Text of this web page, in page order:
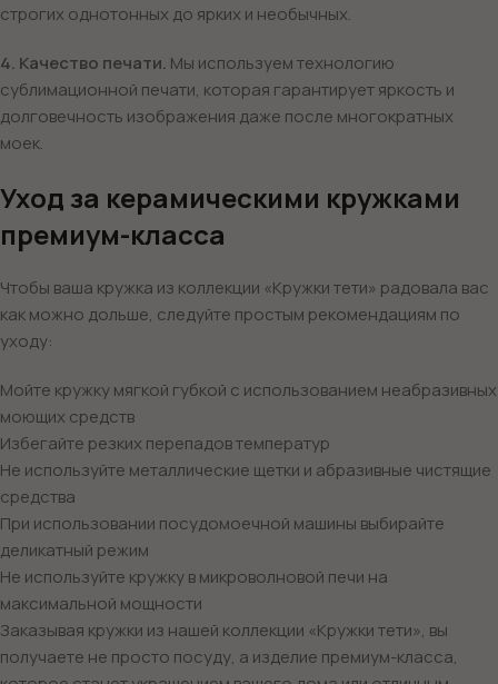
строгих однотонных до ярких и необычных.
4. Качество печати. Мы используем технологию
сублимационной печати, которая гарантирует яркость и
долговечность изображения даже после многократных
моек.
Уход за керамическими кружками
премиум-класса
Чтобы ваша кружка из коллекции «Кружки тети» радовала вас
как можно дольше, следуйте простым рекомендациям по
уходу:
Мойте кружку мягкой губкой с использованием неабразивных
моющих средств
Избегайте резких перепадов температур
Не используйте металлические щетки и абразивные чистящие
средства
При использовании посудомоечной машины выбирайте
деликатный режим
Не используйте кружку в микроволновой печи на
максимальной мощности
Заказывая кружки из нашей коллекции «Кружки тети», вы
получаете не просто посуду, а изделие премиум-класса,